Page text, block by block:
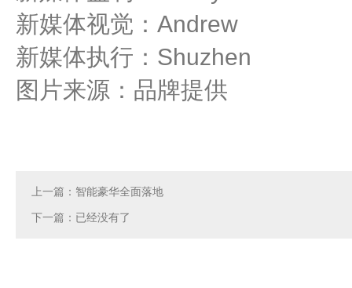
新媒体视觉：Andrew
新媒体执行：Shuzhen
图片来源：品牌提供
上一篇：智能豪华全面落地
下一篇：已经没有了